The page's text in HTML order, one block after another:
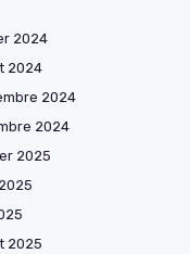
2024
2024
2024
2024
2025
2025